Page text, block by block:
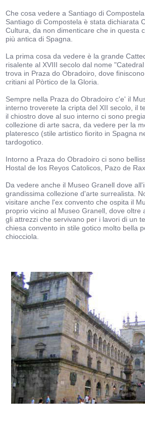
Che cosa vedere a Santiago di Compostela
Santiago di Compostela è stata dichiarata
Cultura, da non dimenticare che in questa
più antica di Spagna.
La prima cosa da vedere è la grande
risalente al XVIII secolo dal nome
trova in Praza do Obradoiro, dove
critiani al Pòrtico de la Gloria.
Sempre nella Praza do Obradoiro c'e' il
interno troverete la cripta del XII secolo, il
il chiostro dove al suo interno ci sono
collezione di arte sacra, da vedere per la
plateresco (stile artistico fiorito in Spagna
tardogotico.
Intorno a Praza do Obradoiro ci sono
Hostal de los Reyos Catolicos, Pazo de
Da vedere anche il Museo Granell dove
grandissima collezione d'arte surrealista.
visitare anche l'ex convento che ospita il
proprio vicino al Museo Granell, dove oltre
gli attrezzi che servivano per i lavori di un
chiesa convento in stile gotico molto bella
chiocciola.